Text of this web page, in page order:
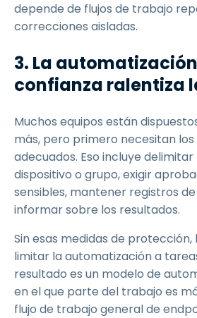
depende de flujos de trabajo
correcciones aisladas.
3. La
confianza ralentiza
Muchos equipos están
más, pero primero necesitan
adecuados. Eso incluye
dispositivo o grupo, exigir
sensibles, mantener registros
informar sobre los resultados.
Sin esas medidas de protección,
limitar la automatización a
resultado es un modelo de
en el que parte del trabajo es
flujo de trabajo general de